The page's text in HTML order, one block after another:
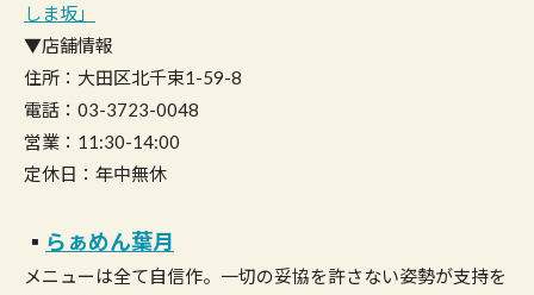
しま坂」
▼店舗情報
住所：大田区北千束1-59-8
電話：03-3723-0048
営業：11:30-14:00
定休日：年中無休
▪︎ らぁめん葉月
メニューは全て自信作。一切の妥協を許さない姿勢が支持を